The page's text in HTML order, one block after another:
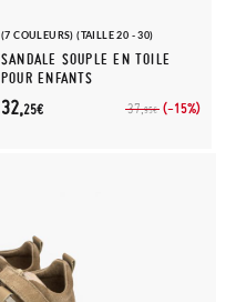
(7 COULEURS) (TAILLE 20 - 30)
SANDALE SOUPLE EN TOILE
POUR ENFANTS
37,95€ (-15%)
32,25€